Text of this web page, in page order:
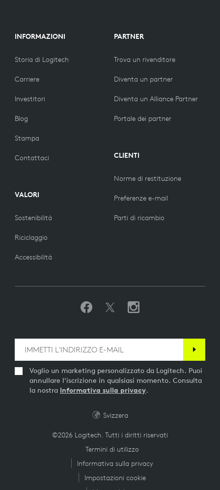
INFORMAZIONI
Storia di Logitech
Carriere
Investitori
Blog
Stampa
Contattaci
VALORI
Sostenibilità
Riciclaggio
Accessibilità
PARTNER
Trova un rivenditore
Diventa un partner
Diventa un Alliance Partner
Portale dei partner
CLIENTI
Norme di restituzione
Preferenze e-mail
Parti di ricambio
Voglio un marketing personalizzato da Logitech. Puoi
annullare l'iscrizione in qualsiasi momento. Consulta
la nostra Informativa sulla privacy.
©2026 Logitech. Tutti i diritti riservati
Termini di utilizzo
Informativa sulla privacy
Impostazioni cookie
Svizzera